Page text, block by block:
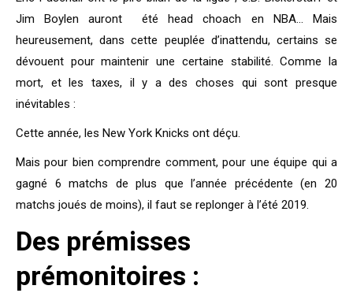
Jim Boylen auront été head choach en NBA… Mais
heureusement, dans cette peuplée d’inattendu, certains se
dévouent pour maintenir une certaine stabilité. Comme la
mort, et les taxes, il y a des choses qui sont presque
inévitables :
Cette année, les New York Knicks ont déçu.
Mais pour bien comprendre comment, pour une équipe qui a
gagné 6 matchs de plus que l’année précédente (en 20
matchs joués de moins), il faut se replonger à l’été 2019.
Des prémisses
prémonitoires :